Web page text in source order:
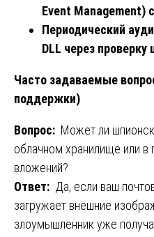
Event Management) с
Периодический
DLL через
Часто задаваемые
поддержки)
Вопрос: Может ли
облачном хранилище или в
вложений?
Ответ: Да, если ваш
загружает внешние
злоумышленник уже